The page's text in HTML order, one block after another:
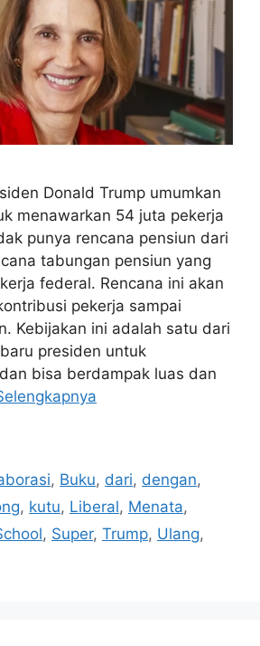
Donald Trump umumkan
menawarkan 54 juta pekerja
punya rencana pensiun dari
tabungan pensiun yang
federal. Rencana ini akan
pekerja sampai
Kebijakan ini adalah satu dari
presiden untuk
bisa berdampak luas dan
, Buku, dari, dengan,
, kutu, Liberal, Menata,
, Super, Trump, Ulang,